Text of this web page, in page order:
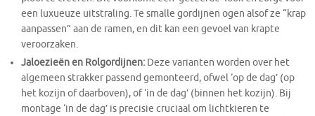
een luxueuze uitstraling. Te smalle gordijnen ogen alsof ze “krap
aanpassen” aan de ramen, en dit kan een gevoel van krapte
veroorzaken.
Jaloezieën en Rolgordijnen: Deze varianten worden over het
algemeen strakker passend gemonteerd, ofwel ‘op de dag’ (op
het kozijn of daarboven), of ‘in de dag’ (binnen het kozijn). Bij
montage ‘in de dag’ is precisie cruciaal om lichtkieren te